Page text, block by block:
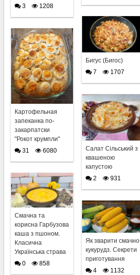
3
1208
Бигус (Бигос)
7
1707
Картофельная
запеканка по-
закарпатски
"Рокот крумпли"
31
6080
Салат Сільський з
квашеною
капустою
2
931
Смачна та
корисна Гарбузова
каша з пшоном.
Класична
Українська страва
0
858
Як зварити смачно
кукурудз. Секрети
приготування
4
1132